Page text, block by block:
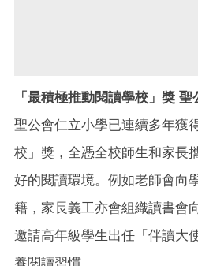
「最積極推動閱讀學校」獎
聖公會仁立小學已連續多年獲
校」獎，全憑全校師生和家長
好的閱讀環境。例如老師會向
籍，家長義工亦會組織讀書會
邀請高年級學生出任「伴讀大